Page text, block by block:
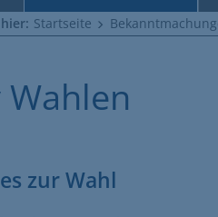
Startseite
zur Wahl